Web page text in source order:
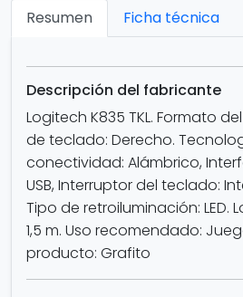
Resumen Ficha técnica
Descripción del fabricante
Logitech K835 TKL. Formato
de teclado: Derecho.
conectividad: Alámbrico,
USB, Interruptor del teclado:
Tipo de retroiluminación: LED.
1,5 m. Uso recomendado:
producto: Grafito